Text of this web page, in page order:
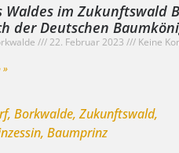
Waldes im Zukunftswald
der Deutschen
22. Februar 2023
Keine
»